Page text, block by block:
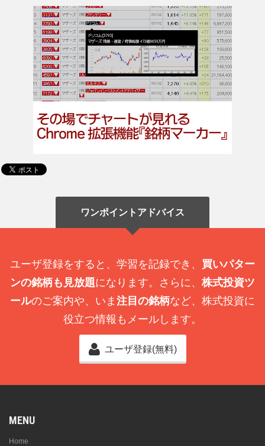
ワンポイントアドバイス
ユーザ登録をすると、学習を記録でき、 買いパター
ンの銘柄も見放題になります。さらに、 株式投資ツ
ールのご案内や、いま 注目の銘柄など、株式投資に
役立つ情報もメールします。
ユーザ登録(無料)
MENU
Home